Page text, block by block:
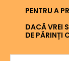
PENTRU A
DACĂ VREI
DE PĂRINȚI